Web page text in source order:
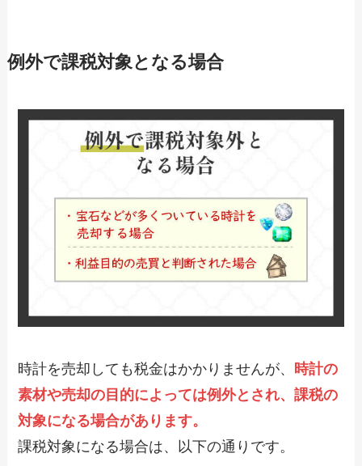
例外で課税対象となる場合
時計を売却しても税金はかかりませんが、
時計の
素材や売却の目的によっては例外とされ、課税の
対象になる場合があります。
課税対象になる場合は、以下の通りです。